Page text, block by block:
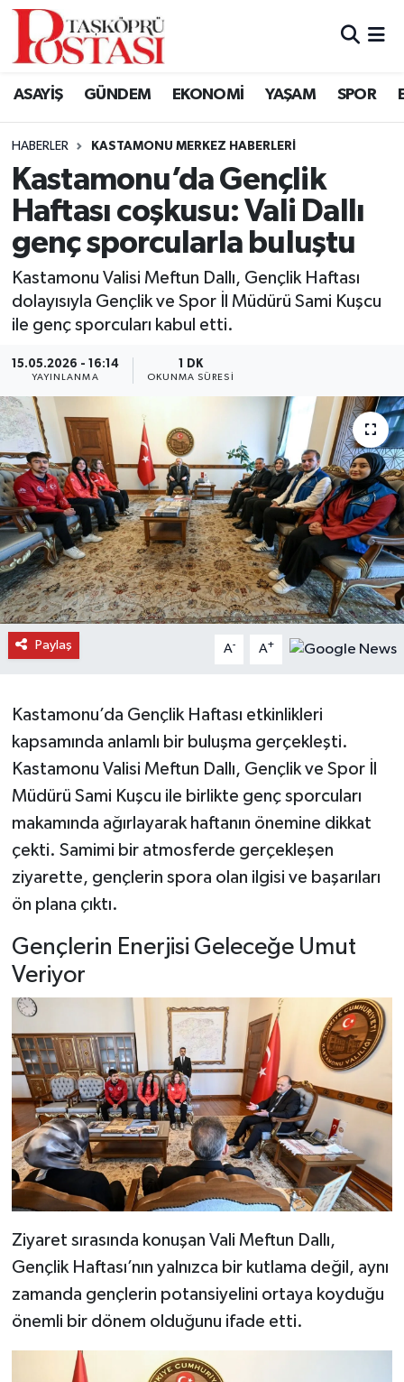
ASAYİŞ GÜNDEM EKONOMİ YAŞAM SPOR
HABERLER KASTAMONU MERKEZ HABERLERI
Kastamonu’da Gençlik
Haftası coşkusu: Vali Dallı
genç sporcularla buluştu
Kastamonu Valisi Meftun Dallı, Gençlik Haftası
dolayısıyla Gençlik ve Spor İl Müdürü Sami Kuşcu
ile genç sporcuları kabul etti.
15.05.2026 - 16:14
YAYINLANMA
1 DK
OKUNMA SÜRESI
Paylaş A- A+
Kastamonu’da Gençlik Haftası etkinlikleri
kapsamında anlamlı bir buluşma gerçekleşti.
Kastamonu Valisi Meftun Dallı, Gençlik ve Spor İl
Müdürü Sami Kuşcu ile birlikte genç sporcuları
makamında ağırlayarak haftanın önemine dikkat
çekti. Samimi bir atmosferde gerçekleşen
ziyarette, gençlerin spora olan ilgisi ve başarıları
ön plana çıktı.
Gençlerin Enerjisi Geleceğe Umut
Veriyor
Ziyaret sırasında konuşan Vali Meftun Dallı,
Gençlik Haftası’nın yalnızca bir kutlama değil, aynı
zamanda gençlerin potansiyelini ortaya koyduğu
önemli bir dönem olduğunu ifade etti.
Kastamonu Vefat Edenler
Araç Haberleri
Azdavay Haberleri
Bozkurt Haberleri
Daday Haberleri
Devrekani Haberleri
Doğanyurt Haberleri
Hanönü Haberleri
İhsangazi Haberleri
Küre Haberleri
Merkez Haberleri
Pınarbaşı Haberleri
Şenpazar Haberleri
Seydiler Haberleri
Taşköprü Haberleri
Tosya Haberleri
Karadeniz Haberleri
Ulusal Haberler
Teknoloji Haberleri
Siyaset Haberleri
Yerel Haberler
Haber Arşivi